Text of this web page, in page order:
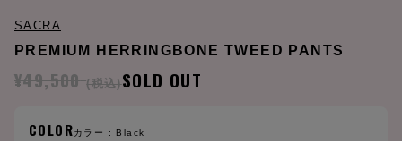
SACRA
PREMIUM HERRINGBONE TWEED PANTS
¥49,500 (税込)SOLD OUT
COLORカラー : Black